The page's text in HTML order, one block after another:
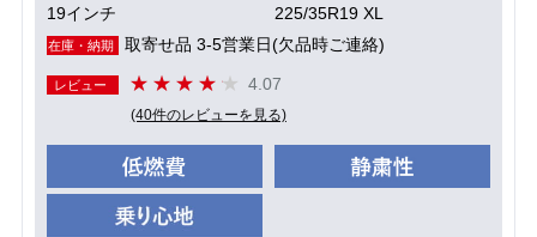
19インチ 225/35R19 XL
在庫・納期 取寄せ品 3-5営業日(欠品時ご連絡)
レビュー 4.07
(40件のレビューを見る)